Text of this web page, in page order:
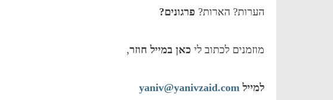
הערות? הארות? פרגונים?
מוזמנים לכתוב לי כאן במייל חוזר,
למייל yaniv@yanivzaid.com